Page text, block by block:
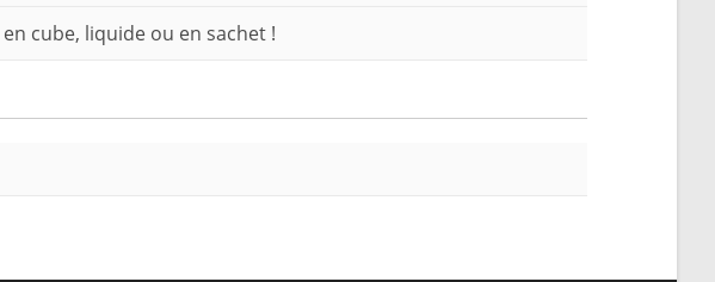
cube, liquide ou en sachet !